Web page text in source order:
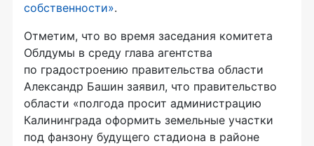
собственности».
Отметим, что во время заседания комитета
Облдумы в среду глава агентства
по градостроению правительства области
Александр Башин заявил, что правительство
области «полгода просит администрацию
Калининграда оформить земельные участки
под фанзону будущего стадиона в районе